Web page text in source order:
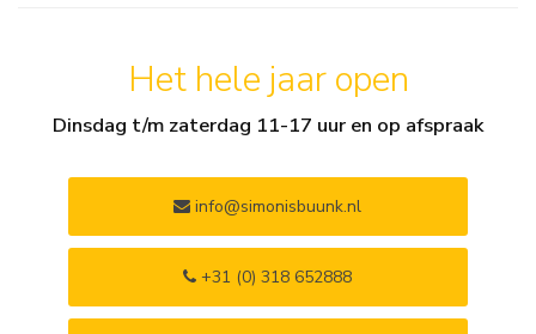
Het hele jaar open
Dinsdag t/m zaterdag 11-17 uur en op afspraak
info@simonisbuunk.nl
+31 (0) 318 652888